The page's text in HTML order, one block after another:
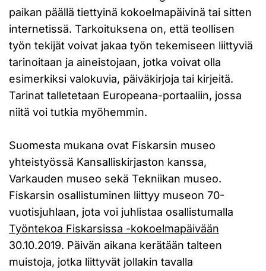
paikan päällä tiettyinä kokoelmapäivinä tai sitten
internetissä. Tarkoituksena on, että teollisen
työn tekijät voivat jakaa työn tekemiseen liittyviä
tarinoitaan ja aineistojaan, jotka voivat olla
esimerkiksi valokuvia, päiväkirjoja tai kirjeitä.
Tarinat talletetaan Europeana-portaaliin, jossa
niitä voi tutkia myöhemmin.
Suomesta mukana ovat Fiskarsin museo
yhteistyössä Kansalliskirjaston kanssa,
Varkauden museo sekä Tekniikan museo.
Fiskarsin osallistuminen liittyy museon 70-
vuotisjuhlaan, jota voi juhlistaa osallistumalla
Työntekoa Fiskarsissa -kokoelmapäivään
30.10.2019. Päivän aikana kerätään talteen
muistoja, jotka liittyvät jollakin tavalla